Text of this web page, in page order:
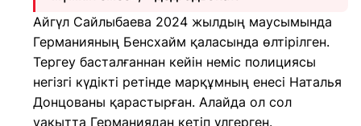
Айгүл Сайлыбаева 2024 жылдың маусымында
Германияның Бенсхайм қаласында өлтірілген.
Тергеу басталғаннан кейін неміс полициясы
негізгі күдікті ретінде марқұмның енесі Наталья
Донцованы қарастырған. Алайда ол сол
уақытта Германиядан кетіп үлгерген.